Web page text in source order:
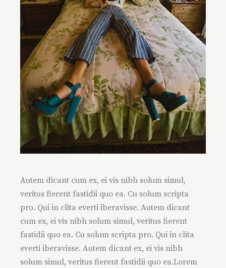
Autem dicant cum ex, ei vis nibh solum simul,
veritus fierent fastidii quo ea. Cu solum scripta
pro. Qui in clita everti iberavisse. Autem dicant
cum ex, ei vis nibh solum simul, veritus fierent
fastidii quo ea. Cu solum scripta pro. Qui in clita
everti iberavisse. Autem dicant ex, ei vis nibh
solum simul, veritus fierent fastidii quo ea.Lorem